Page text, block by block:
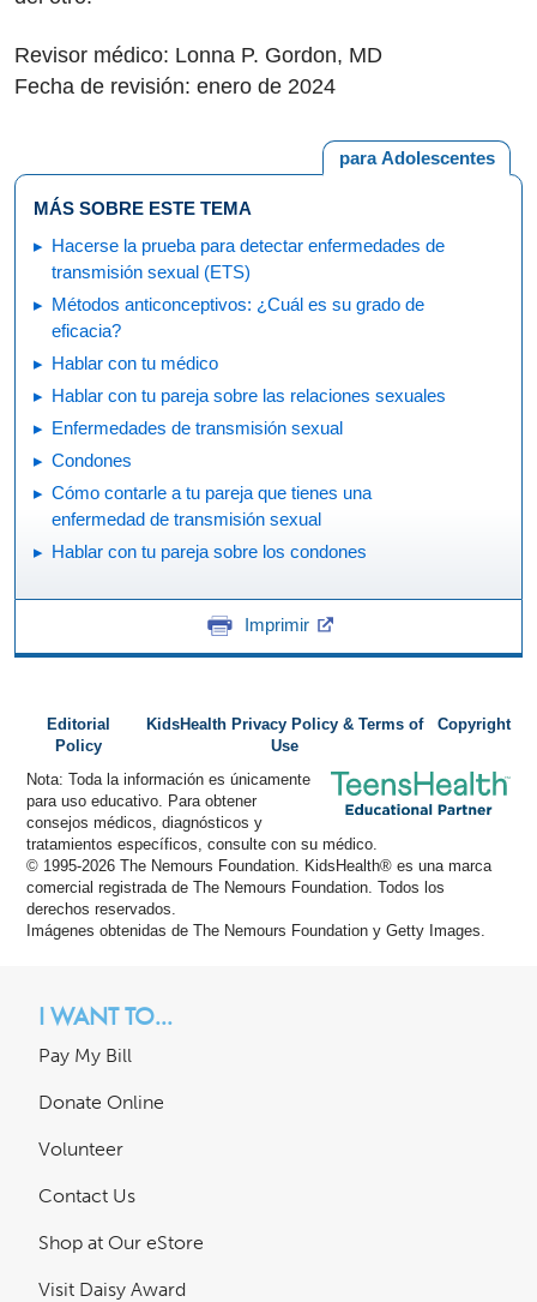
Revisor médico: Lonna P. Gordon, MD
Fecha de revisión: enero de 2024
para Adolescentes
MÁS SOBRE ESTE TEMA
Hacerse la prueba para detectar enfermedades de
transmisión sexual (ETS)
Métodos anticonceptivos: ¿Cuál es su grado de
eficacia?
Hablar con tu médico
Hablar con tu pareja sobre las relaciones sexuales
Enfermedades de transmisión sexual
Condones
Cómo contarle a tu pareja que tienes una
enfermedad de transmisión sexual
Hablar con tu pareja sobre los condones
Imprimir
Editorial
Policy
KidsHealth Privacy Policy & Terms of
Use
Copyright
Nota: Toda la información es únicamente
para uso educativo. Para obtener
consejos médicos, diagnósticos y
tratamientos específicos, consulte con su médico.
© 1995-2026 The Nemours Foundation. KidsHealth® es una marca
comercial registrada de The Nemours Foundation. Todos los
derechos reservados.
Imágenes obtenidas de The Nemours Foundation y Getty Images.
I WANT TO...
Pay My Bill
Donate Online
Volunteer
Contact Us
Shop at Our eStore
Visit Daisy Award